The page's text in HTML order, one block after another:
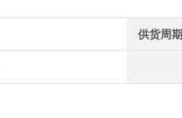
供货周期